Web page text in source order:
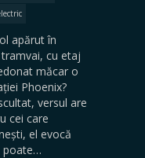
apărut în
tramvai, cu etaj
măcar o
Phoenix?
versul are
cei care
el evocă
poate…